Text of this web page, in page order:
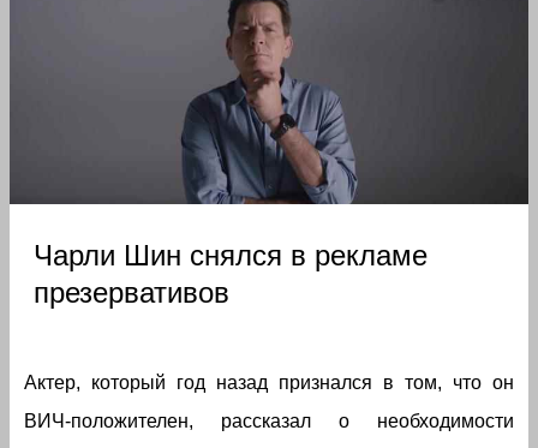
Чарли Шин снялся в рекламе
презервативов
Актер, который год назад признался в том, что он
ВИЧ-положителен, рассказал о необходимости